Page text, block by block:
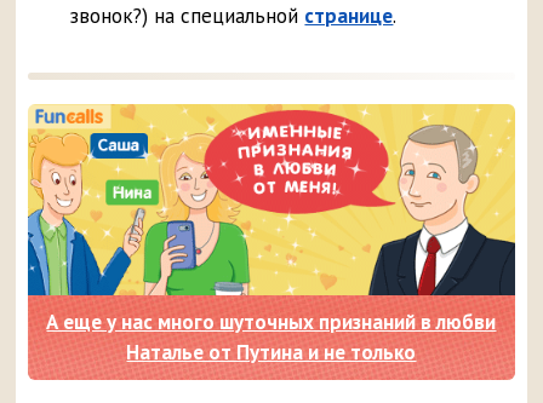
звонок?) на специальной странице.
А еще у нас много шуточных признаний в любви
Наталье от Путина и не только